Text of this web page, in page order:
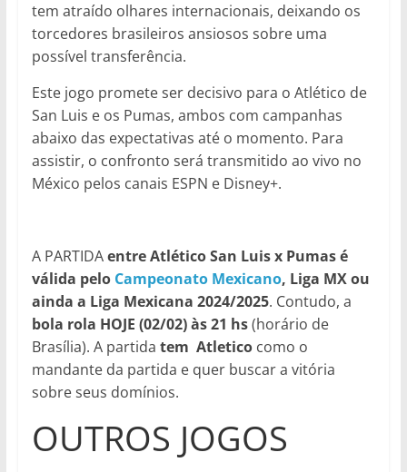
tem atraído olhares internacionais, deixando os
torcedores brasileiros ansiosos sobre uma
possível transferência.
Este jogo promete ser decisivo para o Atlético de
San Luis e os Pumas, ambos com campanhas
abaixo das expectativas até o momento. Para
assistir, o confronto será transmitido ao vivo no
México pelos canais ESPN e Disney+.
A PARTIDAentre Atlético San Luis x Pumasé
válida pelo Campeonato Mexicano, Liga MX ou
ainda a Liga Mexicana 2024/2025. Contudo, a
bola rola HOJE (02/02)às 21 hs(horário de
Brasília). A partida tem Atletico como o
mandante da partida e quer buscar a vitória
sobre seus domínios.
OUTROS JOGOS